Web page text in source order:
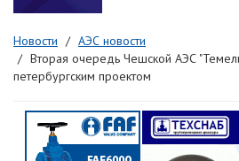
Новости
АЭС новости
Вторая очередь Чешской АЭС
петербургским проектом